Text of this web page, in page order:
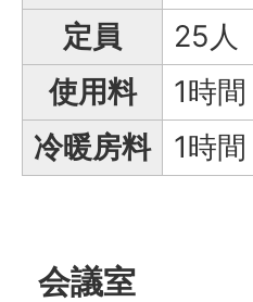
定員
25人
使用料
1時
冷暖房料
1時
会議室